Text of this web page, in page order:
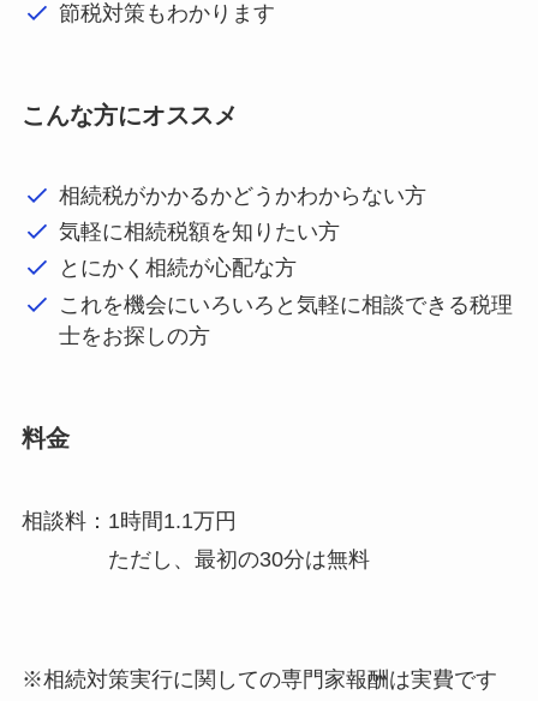
節税対策もわかります
こんな方にオススメ
相続税がかかるかどうかわからない方
気軽に相続税額を知りたい方
とにかく相続が心配な方
これを機会にいろいろと気軽に相談できる税理
士をお探しの方
料金
相談料：1時間1.1万円
ただし、最初の30分は無料
※相続対策実行に関しての専門家報酬は実費です